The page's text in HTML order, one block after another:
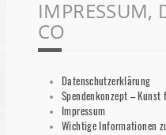
IMPRESSUM,
CO
Datenschutzerklärung
Spendenkonzept – Kunst
Impressum
Wichtige Informationen